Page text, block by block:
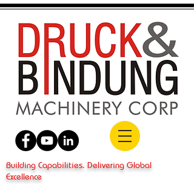
Building Capabilities. Delivering Global
Excellence